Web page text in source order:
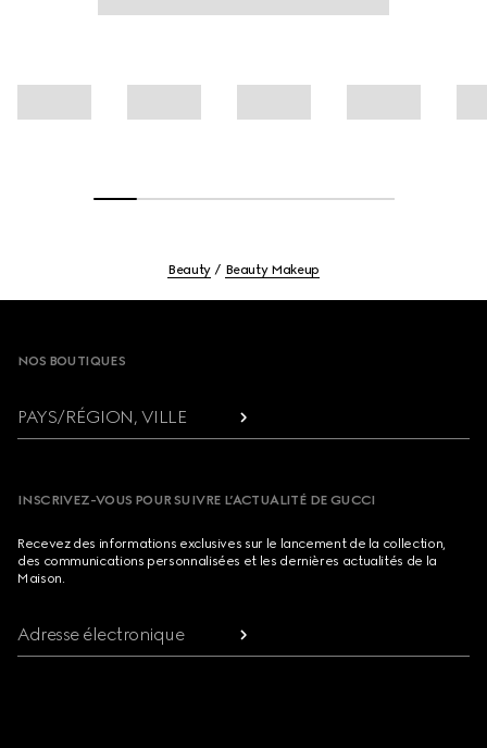
Beauty Beauty Makeup
NOS BOUTIQUES
PAYS/RÉGION, VILLE
INSCRIVEZ-VOUS POUR SUIVRE L’ACTUALITÉ DE GUCCI
Recevez des informations exclusives sur le lancement de la collection,
des communications personnalisées et les dernières actualités de la
Maison.
Adresse électronique